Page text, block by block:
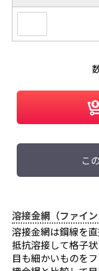
こ
溶接金網（ファイ
溶接金網は鋼線を
抵抗溶接して格子
目も細かいものを